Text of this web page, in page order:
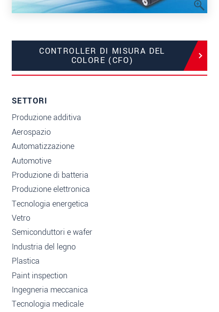
CONTROLLER DI MISURA DEL
COLORE (CFO)
SETTORI
Produzione additiva
Aerospazio
Automatizzazione
Automotive
Produzione di batteria
Produzione elettronica
Tecnologia energetica
Vetro
Semiconduttori e wafer
Industria del legno
Plastica
Paint inspection
Ingegneria meccanica
Tecnologia medicale